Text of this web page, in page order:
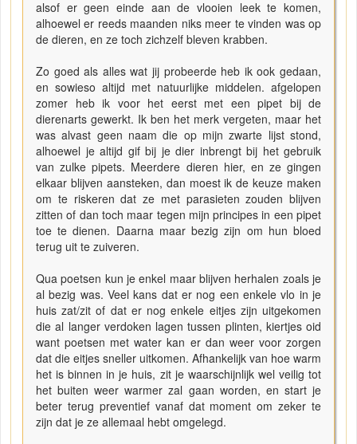
alsof er geen einde aan de vlooien leek te komen,
alhoewel er reeds maanden niks meer te vinden was op
de dieren, en ze toch zichzelf bleven krabben.
Zo goed als alles wat jij probeerde heb ik ook gedaan,
en sowieso altijd met natuurlijke middelen. afgelopen
zomer heb ik voor het eerst met een pipet bij de
dierenarts gewerkt. Ik ben het merk vergeten, maar het
was alvast geen naam die op mijn zwarte lijst stond,
alhoewel je altijd gif bij je dier inbrengt bij het gebruik
van zulke pipets. Meerdere dieren hier, en ze gingen
elkaar blijven aansteken, dan moest ik de keuze maken
om te riskeren dat ze met parasieten zouden blijven
zitten of dan toch maar tegen mijn principes in een pipet
toe te dienen. Daarna maar bezig zijn om hun bloed
terug uit te zuiveren.
Qua poetsen kun je enkel maar blijven herhalen zoals je
al bezig was. Veel kans dat er nog een enkele vlo in je
huis zat/zit of dat er nog enkele eitjes zijn uitgekomen
die al langer verdoken lagen tussen plinten, kiertjes oid
want poetsen met water kan er dan weer voor zorgen
dat die eitjes sneller uitkomen. Afhankelijk van hoe warm
het is binnen in je huis, zit je waarschijnlijk wel veilig tot
het buiten weer warmer zal gaan worden, en start je
beter terug preventief vanaf dat moment om zeker te
zijn dat je ze allemaal hebt omgelegd.